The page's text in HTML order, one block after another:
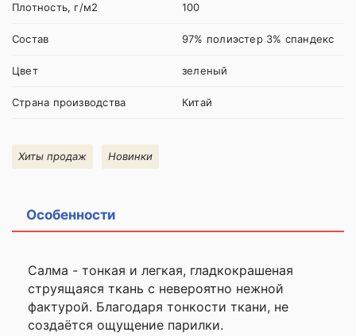
Плотность, г/м2 100
Состав 97% полиэстер 3% спандекс
Цвет зеленый
Страна производства Китай
Хиты продаж Новинки
Особенности
Салма - тонкая и легкая, гладкокрашеная
струящаяся ткань с невероятно нежной
фактурой. Благодаря тонкости ткани, не
создаётся ощущение парилки.